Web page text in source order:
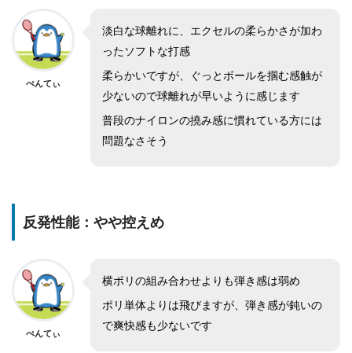
ぺんてぃ
淡白な球離れに、エクセルの柔らかさが加わ
ったソフトな打感
柔らかいですが、ぐっとボールを掴む感触が
少ないので球離れが早いように感じます
普段のナイロンの撓み感に慣れている方には
問題なさそう
反発性能：やや控えめ
ぺんてぃ
横ポリの組み合わせよりも弾き感は弱め
ポリ単体よりは飛びますが、弾き感が鈍いの
で爽快感も少ないです